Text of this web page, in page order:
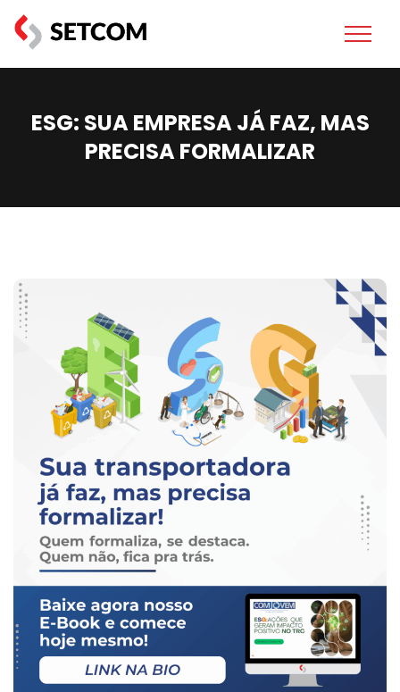
ESG: SUA EMPRESA JÁ FAZ, MAS
PRECISA FORMALIZAR